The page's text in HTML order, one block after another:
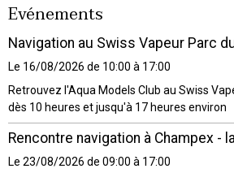
Evénements
Navigation au Swiss Vapeur Parc
Le 16/08/2026 de 10:00 à 17:00
Retrouvez l'Aqua Models Club au Swiss
dès 10 heures et jusqu'à 17 heures
Rencontre navigation à Champex -
Le 23/08/2026 de 09:00 à 17:00